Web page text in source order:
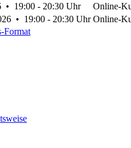
• 19:00 - 20:30 Uhr
Online-
• 19:00 - 20:30 Uhr Online-
Format